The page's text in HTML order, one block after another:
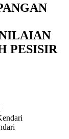
PESISIR